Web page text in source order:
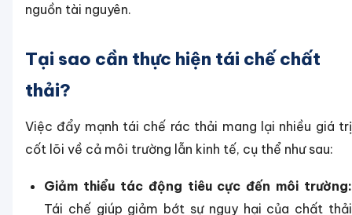
nguồn tài nguyên.
Tại sao cần thực hiện tái chế chất
thải?
Việc đẩy mạnh tái chế rác thải mang lại nhiều giá trị
cốt lõi về cả môi trường lẫn kinh tế, cụ thể như sau:
Giảm thiểu tác động tiêu cực đến môi trường:
Tái chế giúp giảm bớt sự nguy hại của chất thải